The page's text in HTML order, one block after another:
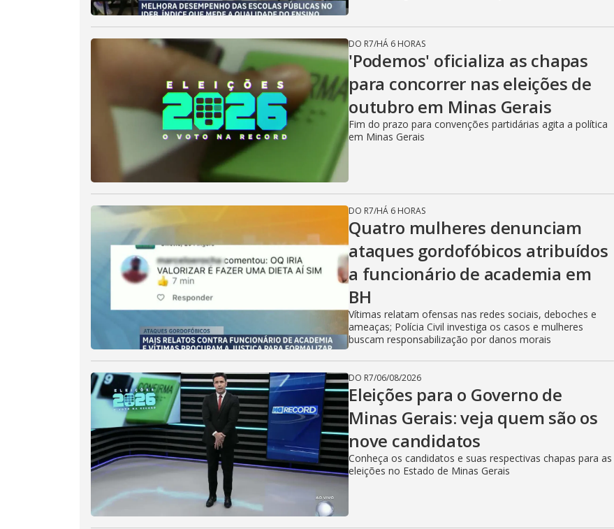
DO R7/HÁ 6 HORAS
'Podemos' oficializa as chapas
para concorrer nas eleições de
outubro em Minas Gerais
Fim do prazo para convenções partidárias agita a política
em Minas Gerais
DO R7/HÁ 6 HORAS
Quatro mulheres denunciam
ataques gordofóbicos atribuídos
a funcionário de academia em
BH
Vítimas relatam ofensas nas redes sociais, deboches e
ameaças; Polícia Civil investiga os casos e mulheres
buscam responsabilização por danos morais
DO R7/06/08/2026
Eleições para o Governo de
Minas Gerais: veja quem são os
nove candidatos
Conheça os candidatos e suas respectivas chapas para as
eleições no Estado de Minas Gerais